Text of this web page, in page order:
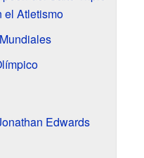
el Atletismo
Edwards